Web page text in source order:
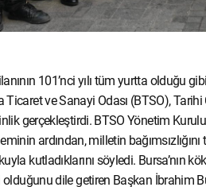
101’nci yılı tüm yurtta olduğu
ve Sanayi Odası (BTSO),
gerçekleştirdi. BTSO Yönetim
ardından, milletin
kutladıklarını söyledi. Bursa’nın
olduğunu dile getiren Başkan İbrahim